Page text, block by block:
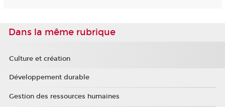
Dans la même rubrique
Culture et création
Développement durable
Gestion des ressources humaines